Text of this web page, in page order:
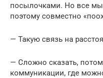
посылочками. Но все мы
поэтому совместно
— Такую связь на
— Сложно сказать,
коммуникации, где